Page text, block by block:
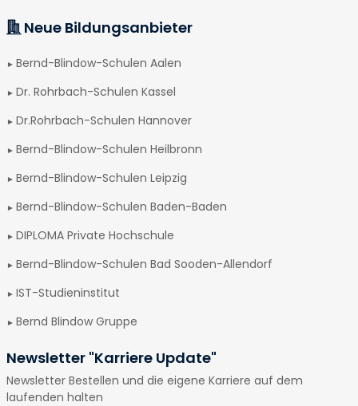
Neue Bildungsanbieter
Bernd-Blindow-Schulen Aalen
Dr. Rohrbach-Schulen Kassel
Dr.Rohrbach-Schulen Hannover
Bernd-Blindow-Schulen Heilbronn
Bernd-Blindow-Schulen Leipzig
Bernd-Blindow-Schulen Baden-Baden
DIPLOMA Private Hochschule
Bernd-Blindow-Schulen Bad Sooden-Allendorf
IST-Studieninstitut
Bernd Blindow Gruppe
Newsletter "Karriere Update"
Newsletter Bestellen und die eigene Karriere auf dem
laufenden halten